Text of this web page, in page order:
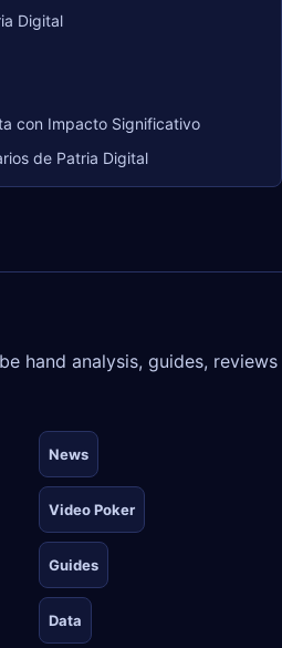
Digital
con Impacto Significativo
de Patria Digital
hand analysis, guides, reviews
News
Video Poker
Guides
Data